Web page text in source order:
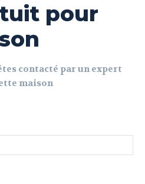
pour
contacté par un expert
maison